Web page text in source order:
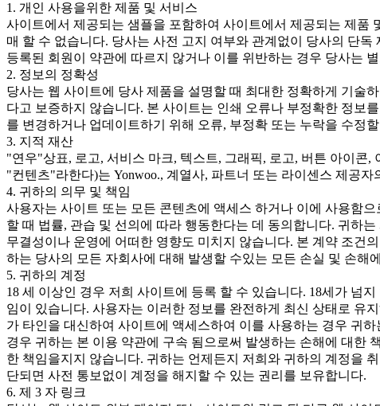
1. 개인 사용을위한 제품 및 서비스
사이트에서 제공되는 샘플을 포함하여 사이트에서 제공되는 제품
매 할 수 없습니다. 당사는 사전 고지 여부와 관계없이 당사의 단
등록된 회원이 약관에 따르지 않거나 이를 위반하는 경우 당사는
2. 정보의 정확성
당사는 웹 사이트에 당사 제품을 설명할 때 최대한 정확하게 기술
다고 보증하지 않습니다. 본 사이트는 인쇄 오류나 부정확한 정보
를 변경하거나 업데이트하기 위해 오류, 부정확 또는 누락을 수정
3. 지적 재산
"연우"상표, 로고, 서비스 마크, 텍스트, 그래픽, 로고, 버튼 아이콘
"컨텐츠"라한다)는 Yonwoo., 계열사, 파트너 또는 라이센스 제공
4. 귀하의 의무 및 책임
사용자는 사이트 또는 모든 콘텐츠에 액세스 하거나 이에 사용함
할 때 법률, 관습 및 선의에 따라 행동한다는 데 동의합니다. 귀하
무결성이나 운영에 어떠한 영향도 미치지 않습니다. 본 계약 조건
하는 당사의 모든 자회사에 대해 발생할 수있는 모든 손실 및 손해
5. 귀하의 계정
18 세 이상인 경우 저희 사이트에 등록 할 수 있습니다. 18세가 넘
임이 있습니다. 사용자는 이러한 정보를 완전하게 최신 상태로 유
가 타인을 대신하여 사이트에 액세스하여 이를 사용하는 경우 귀
경우 귀하는 본 이용 약관에 구속 됨으로써 발생하는 손해에 대한
한 책임을지지 않습니다. 귀하는 언제든지 저희와 귀하의 계정을
단되면 사전 통보없이 계정을 해지할 수 있는 권리를 보유합니다.
6. 제 3 자 링크